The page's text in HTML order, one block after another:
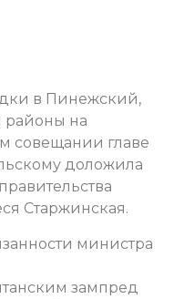
в Пинежский,
районы на
совещании главе
доложила
Старжинская.
министра
зампред